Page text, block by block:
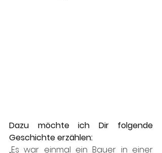
Dazu möchte ich Dir folgende
Geschichte erzählen:
„Es war einmal ein Bauer in einer